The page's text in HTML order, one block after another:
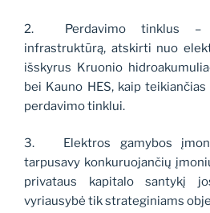
2.
Perdavimo tinklus –
infrastruktūrą, atskirti nuo
išskyrus Kruonio
bei Kauno HES, kaip
perdavimo tinklui.
3.
Elektros gamybos
tarpusavy konkuruojančių
privataus kapitalo santykį
vyriausybė tik strateginiams